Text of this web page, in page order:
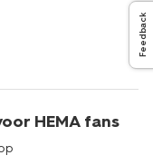
HEMA fans
Feedback